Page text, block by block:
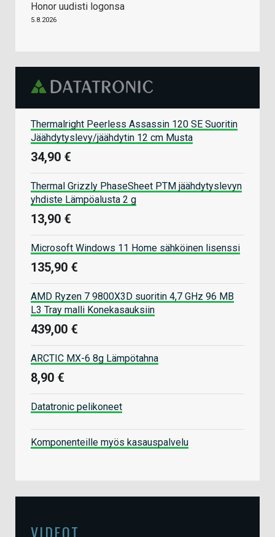
Honor uudisti logonsa
5.8.2026
Thermalright Peerless Assassin 120 SE Suoritin
Jäähdytyslevy/jäähdytin 12 cm Musta
34,90 €
Thermal Grizzly PhaseSheet PTM jäähdytyslevyn
yhdiste Lämpöalusta 2 g
13,90 €
Microsoft Windows 11 Home sähköinen lisenssi
135,90 €
AMD Ryzen 7 9800X3D suoritin 4,7 GHz 96 MB
L3 Tray malli Konekasauksiin
439,00 €
ARCTIC MX-6 8g Lämpötahna
8,90 €
Datatronic pelikoneet
Komponenteille myös kasauspalvelu
VIDEOT